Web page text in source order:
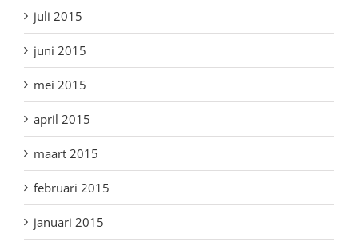
juli 2015
juni 2015
mei 2015
april 2015
maart 2015
februari 2015
januari 2015